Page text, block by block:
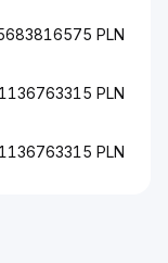
PLN
PLN
PLN